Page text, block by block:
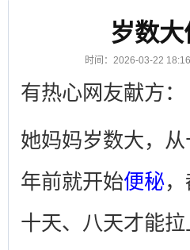
岁数
时间：2026-03-22
有热心网友献方：
她妈妈岁数大，从
年前就开始便秘
十天、八天才能